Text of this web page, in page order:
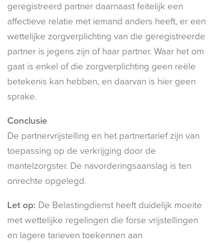
geregistreerd partner daarnaast feitelijk een
affectieve relatie met iemand anders heeft, er een
wettelijke zorgverplichting van die geregistreerde
partner is jegens zijn of haar partner. Waar het om
gaat is enkel of die zorgverplichting geen reële
betekenis kan hebben, en daarvan is hier geen
sprake.
Conclusie
De partnervrijstelling en het partnertarief zijn van
toepassing op de verkrijging door de
mantelzorgster. De navorderingsaanslag is ten
onrechte opgelegd.
Let op: De Belastingdienst heeft duidelijk moeite
met wettelijke regelingen die forse vrijstellingen
en lagere tarieven toekennen aan